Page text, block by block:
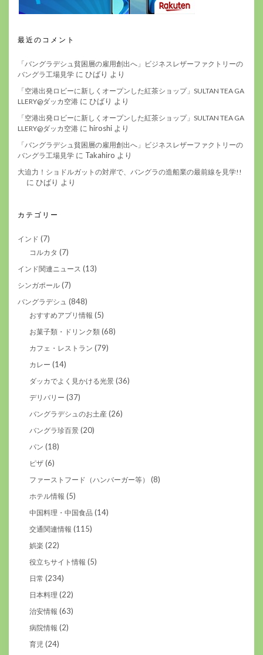
最近のコメント
「バングラデシュ貧困層の雇用創出へ」ビジネスレザーファクトリーの
バングラ工場見学 に ひばり より
「空港出発ロビーに新しくオープンした紅茶ショップ」SULTAN TEA GA
LLERY@ダッカ空港 に ひばり より
「空港出発ロビーに新しくオープンした紅茶ショップ」SULTAN TEA GA
LLERY@ダッカ空港 に hiroshi より
「バングラデシュ貧困層の雇用創出へ」ビジネスレザーファクトリーの
バングラ工場見学 に Takahiro より
大迫力！ショドルガットの対岸で、バングラの造船業の最前線を見学!!
に ひばり より
カテゴリー
インド (7)
コルカタ (7)
インド関連ニュース (13)
シンガポール (7)
バングラデシュ (848)
おすすめアプリ情報 (5)
お菓子類・ドリンク類 (68)
カフェ・レストラン (79)
カレー (14)
ダッカでよく見かける光景 (36)
デリバリー (37)
バングラデシュのお土産 (26)
バングラ珍百景 (20)
パン (18)
ピザ (6)
ファーストフード（ハンバーガー等） (8)
ホテル情報 (5)
中国料理・中国食品 (14)
交通関連情報 (115)
娯楽 (22)
役立ちサイト情報 (5)
日常 (234)
日本料理 (22)
治安情報 (63)
病院情報 (2)
育児 (24)